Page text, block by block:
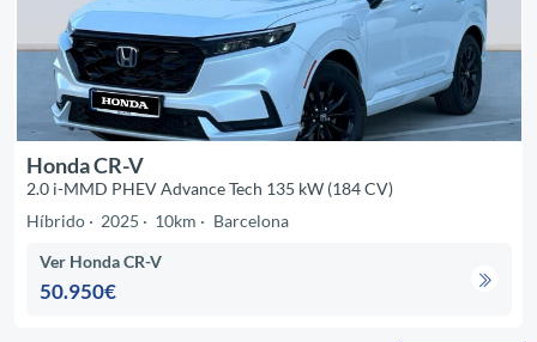
Honda CR-V
2.0 i-MMD PHEV Advance Tech 135 kW (184 CV)
Híbrido
2025 10km Barcelona
Ver Honda CR-V
50.950€